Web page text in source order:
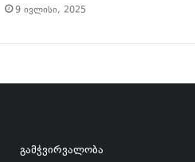
9 ივლისი, 2025
გამჭვირვალობა